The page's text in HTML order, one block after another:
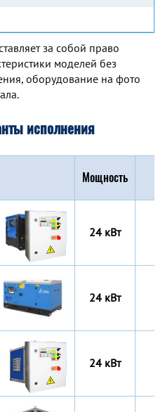
за собой право
моделей без
оборудование на фото
исполнения
Мощность
24 кВт
24 кВт
24 кВт